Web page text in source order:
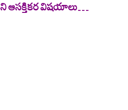
ఆసక్తికర విషయాలు…